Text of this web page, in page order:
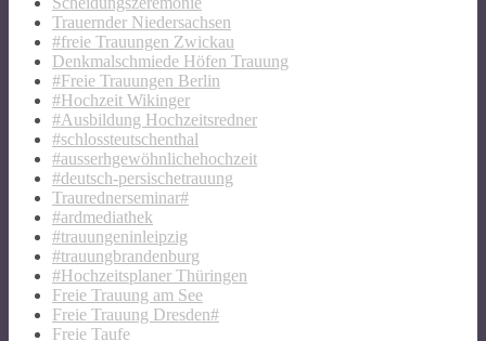
Trauernder Niedersachsen
#freie Trauungen Zwickau
Denkmalschmiede Höfen Trauung
#Freie Trauungen Berlin
#Hochzeit Wikinger
#Ausbildung Hochzeitsredner
#schlossteutschenthal
#ausserhgewöhnlichehochzeit
#deutsch-persischetrauung
Traurednerseminar#
#ardmediathek
#trauungeninleipzig
#trauungbrandenburg
#Hochzeitsplaner Thüringen
Freie Trauung am See
Freie Trauung Dresden#
Freie Taufe